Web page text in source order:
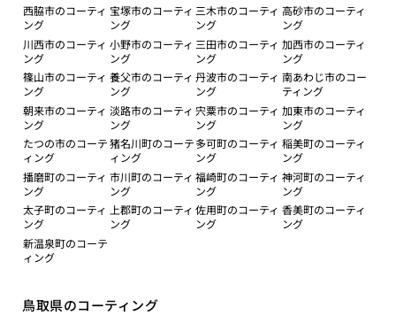
西脇市のコーティ
ング
宝塚市のコーティ
ング
三木市のコーティ
ング
高砂市のコーティ
ング
川西市のコーティ
ング
小野市のコーティ
ング
三田市のコーティ
ング
加西市のコーティ
ング
篠山市のコーティ
ング
養父市のコーティ
ング
丹波市のコーティ
ング
南あわじ市のコー
ティング
朝来市のコーティ
ング
淡路市のコーティ
ング
宍粟市のコーティ
ング
加東市のコーティ
ング
たつの市のコーテ
ィング
猪名川町のコーテ
ィング
多可町のコーティ
ング
稲美町のコーティ
ング
播磨町のコーティ
ング
市川町のコーティ
ング
福崎町のコーティ
ング
神河町のコーティ
ング
太子町のコーティ
ング
上郡町のコーティ
ング
佐用町のコーティ
ング
香美町のコーティ
ング
新温泉町のコーテ
ィング
鳥取県のコーティング